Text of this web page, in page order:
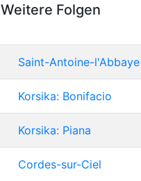
Weitere Folgen
Saint-Antoine-l'Abbaye
Korsika: Bonifacio
Korsika: Piana
Cordes-sur-Ciel